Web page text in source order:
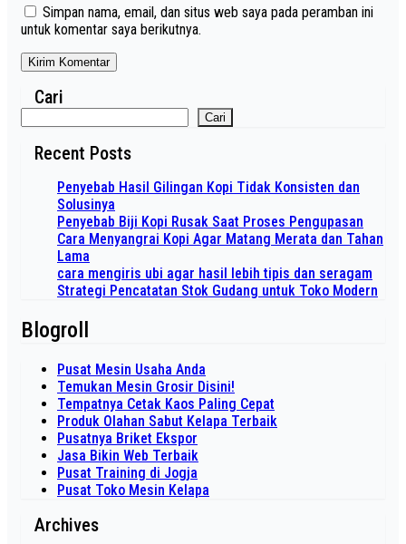
Simpan nama, email, dan situs web saya pada peramban ini
untuk komentar saya berikutnya.
Cari
Cari
Recent Posts
Penyebab Hasil Gilingan Kopi Tidak Konsisten dan
Solusinya
Penyebab Biji Kopi Rusak Saat Proses Pengupasan
Cara Menyangrai Kopi Agar Matang Merata dan Tahan
Lama
cara mengiris ubi agar hasil lebih tipis dan seragam
Strategi Pencatatan Stok Gudang untuk Toko Modern
Blogroll
Pusat Mesin Usaha Anda
Temukan Mesin Grosir Disini!
Tempatnya Cetak Kaos Paling Cepat
Produk Olahan Sabut Kelapa Terbaik
Pusatnya Briket Ekspor
Jasa Bikin Web Terbaik
Pusat Training di Jogja
Pusat Toko Mesin Kelapa
Archives